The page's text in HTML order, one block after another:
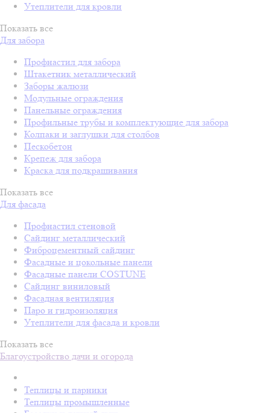
Утеплители для кровли
Показать все
Для забора
Профнастил для забора
Штакетник металлический
Заборы жалюзи
Модульные ограждения
Панельные ограждения
Профильные трубы и комплектующие для забора
Колпаки и заглушки для столбов
Пескобетон
Крепеж для забора
Краска для подкрашивания
Показать все
Для фасада
Профнастил стеновой
Сайдинг металлический
Фиброцементный сайдинг
Фасадные и цокольные панели
Фасадные панели COSTUNE
Сайдинг виниловый
Фасадная вентиляция
Паро и гидроизоляция
Утеплители для фасада и кровли
Показать все
Благоустройство дачи и огорода
Теплицы и парники
Теплицы промышленные